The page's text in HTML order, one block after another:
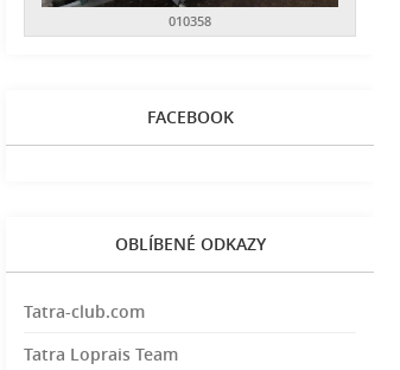
010358
FACEBOOK
OBLÍBENÉ ODKAZY
Tatra-club.com
Tatra Loprais Team